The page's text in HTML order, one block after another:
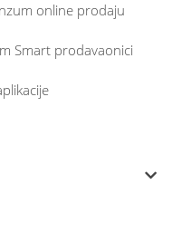
online prodaju
Smart prodavaonici